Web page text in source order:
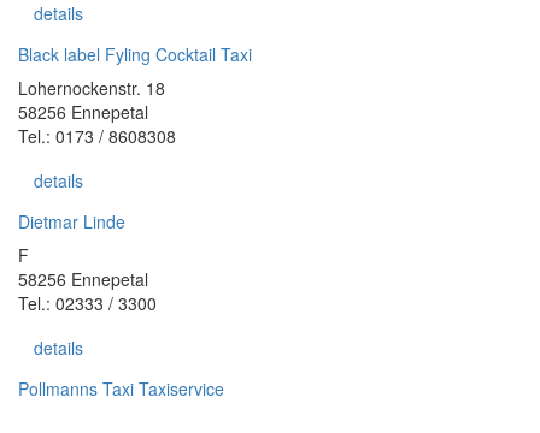
details
Black label Fyling Cocktail Taxi
Lohernockenstr. 18
58256 Ennepetal
Tel.: 0173 / 8608308
details
Dietmar Linde
F
58256 Ennepetal
Tel.: 02333 / 3300
details
Pollmanns Taxi Taxiservice